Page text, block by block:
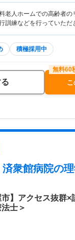
老人ホームでの高齢者
訓練などを行っていた
積極採用中
済衆館病院の
市】アクセス抜群
士＞